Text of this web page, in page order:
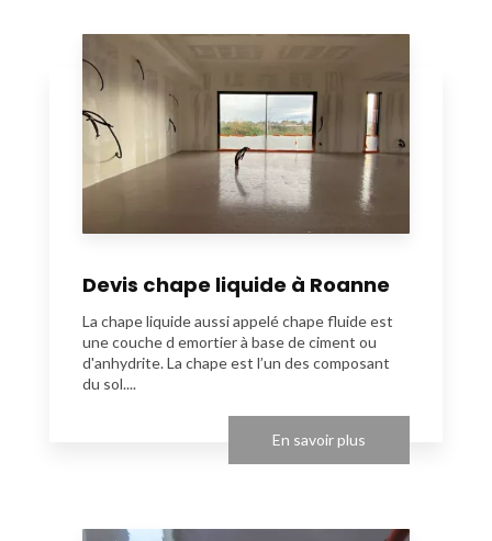
Devis chape liquide à Roanne
La chape liquide aussi appelé chape fluide est
une couche d emortier à base de ciment ou
d'anhydrite. La chape est l’un des composant
du sol....
En savoir plus